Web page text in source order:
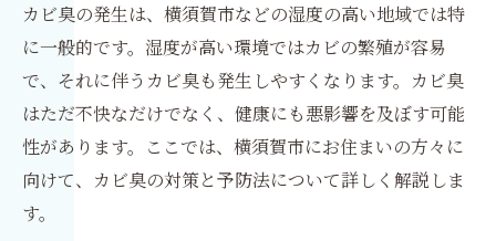
カビ臭の発生は、横須賀市などの湿度の高い地域では特
に一般的です。湿度が高い環境ではカビの繁殖が容易
で、それに伴うカビ臭も発生しやすくなります。カビ臭
はただ不快なだけでなく、健康にも悪影響を及ぼす可能
性があります。ここでは、横須賀市にお住まいの方々に
向けて、カビ臭の対策と予防法について詳しく解説しま
す。